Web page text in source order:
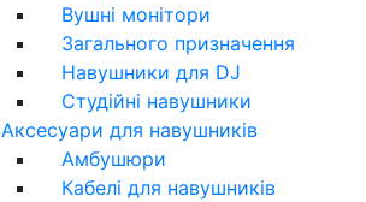
Вушні монітори
Загального призначення
Навушники для DJ
Студійні навушники
Аксесуари для навушників
Амбушюри
Кабелі для навушників